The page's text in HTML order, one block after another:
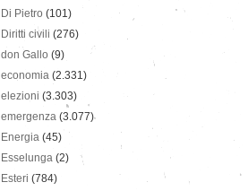
Di Pietro (101)
Diritti civili (276)
don Gallo (9)
economia (2.331)
elezioni (3.303)
emergenza (3.077)
Energia (45)
Esselunga (2)
Esteri (784)